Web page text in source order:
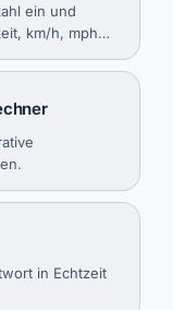
ein und
km/h, mph
in Echtzeit